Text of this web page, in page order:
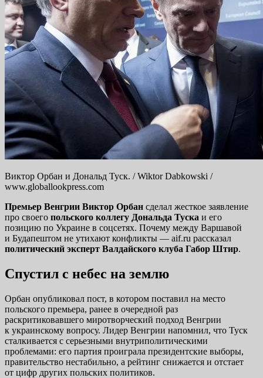
Виктор Орбан и Дональд Туск. / Wiktor Dabkowski /
www.globallookpress.com
Премьер Венгрии Виктор Орбан сделал жесткое заявление
про своего польского коллегу Дональда Туска и его
позицию по Украине в соцсетях. Почему между Варшавой
и Будапештом не утихают конфликты — aif.ru рассказал
политический эксперт Валдайского клуба Габор Штир.
Спустил с небес на землю
Орбан опубликовал пост, в котором поставил на место
польского премьера, ранее в очередной раз
раскритиковавшего миротворческий подход Венгрии
к украинскому вопросу. Лидер Венгрии напомнил, что Туск
сталкивается с серьезными внутриполитическими
проблемами: его партия проиграла президентские выборы,
правительство нестабильно, а рейтинг снижается и отстает
от цифр других польских политиков.